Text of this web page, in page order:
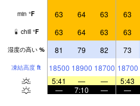
min °F 63 64 63 63
chill °F 63 64 63 63
湿度の高い % 81 79 82 73
凍結高度 ft 18500 18900 18700 18700
5:41
— — 5:43
—
7:10 — —